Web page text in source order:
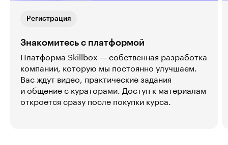
Регистрация
Знакомитесь с платформой
Платформа Skillbox — собственная разработка
компании, которую мы постоянно улучшаем.
Вас ждут видео, практические задания
и общение с кураторами. Доступ к материалам
откроется сразу после покупки курса.